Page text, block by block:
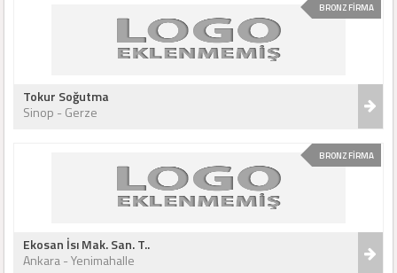
BRONZ FİRMA
Tokur Soğutma
Sinop - Gerze
BRONZ FİRMA
Ekosan İsı Mak. San. T..
Ankara - Yenimahalle